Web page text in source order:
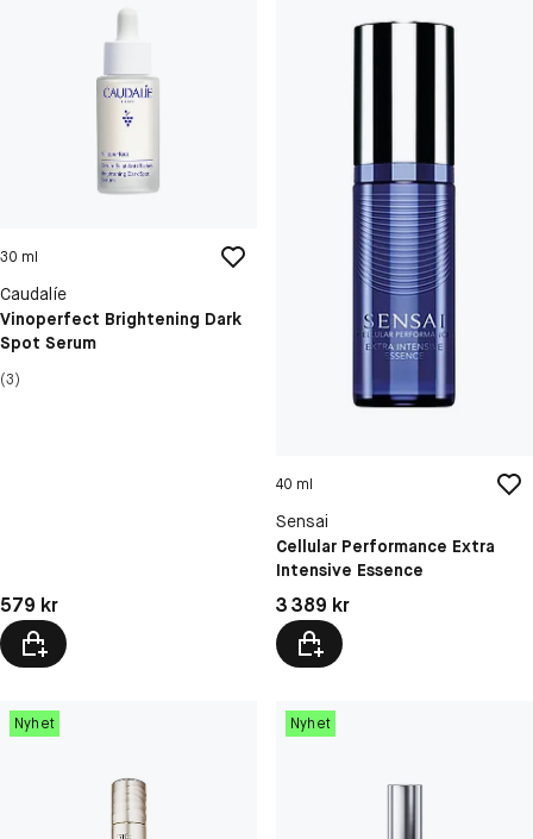
30 ml
Caudalíe
Vinoperfect Brightening Dark
Spot Serum
(3)
Pris: 579 kr
579 kr
40 ml
Sensai
Cellular Performance Extra
Intensive Essence
Pris: 3 389 kr
3 389 kr
Nyhet Nyhet